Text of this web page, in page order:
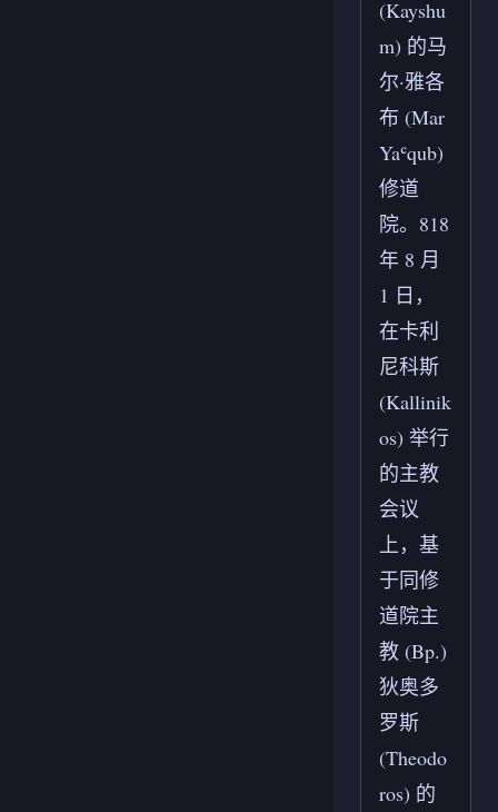
(Kayshu
m) 的马
尔·雅各
布 (Mar
Yaʿqub)
修道
院。818
年 8 月
1 日，
在卡利
尼科斯
(Kallinik
os) 举行
的主教
会议
上，基
于同修
道院主
教 (Bp.)
狄奥多
罗斯
(Theodo
ros) 的